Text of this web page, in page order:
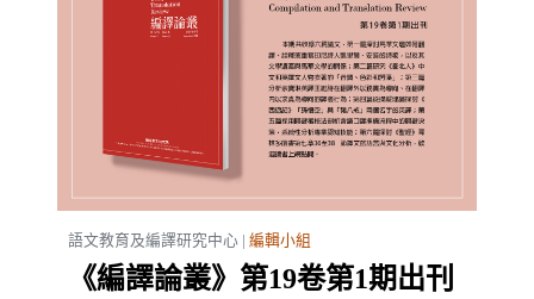
語文教育及編譯研究中心 | 編輯小組
《編譯論叢》第19卷第1期出刊